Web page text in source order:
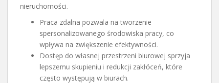
nieruchomości.
Praca zdalna pozwala na tworzenie
spersonalizowanego środowiska pracy, co
wpływa na zwiększenie efektywności.
Dostęp do własnej przestrzeni biurowej sprzyja
lepszemu skupieniu i redukcji zakłóceń, które
często występują w biurach.